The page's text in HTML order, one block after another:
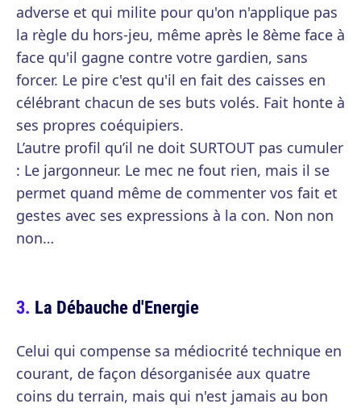
adverse et qui milite pour qu'on n'applique pas
la règle du hors-jeu, même après le 8ème face à
face qu'il gagne contre votre gardien, sans
forcer. Le pire c'est qu'il en fait des caisses en
célébrant chacun de ses buts volés. Fait honte à
ses propres coéquipiers.
L’autre profil qu’il ne doit SURTOUT pas cumuler
: Le jargonneur. Le mec ne fout rien, mais il se
permet quand même de commenter vos fait et
gestes avec ses expressions à la con. Non non
non…
La Débauche d'Energie
Celui qui compense sa médiocrité technique en
courant, de façon désorganisée aux quatre
coins du terrain, mais qui n'est jamais au bon